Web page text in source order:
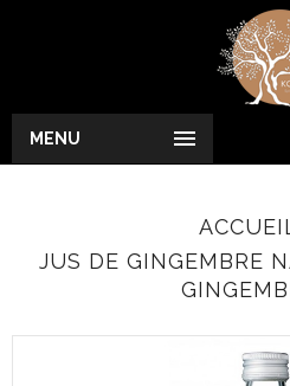

MENU
JUS DE GINGEMBRE